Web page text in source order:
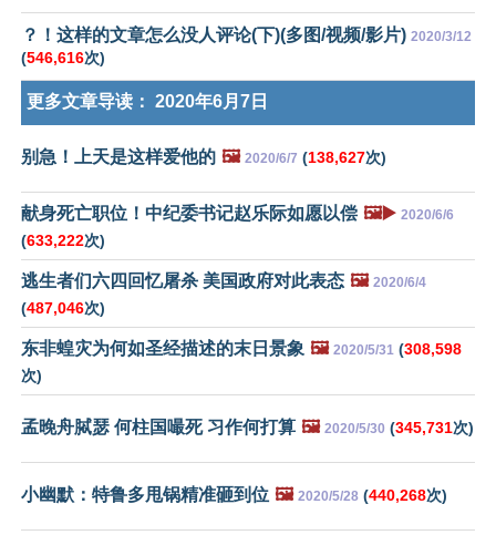
？！这样的文章怎么没人评论(下)(多图/视频/影片) 2020/3/12
(546,616次)
更多文章导读： 2020年6月7日
别急！上天是这样爱他的 🖼️ 2020/6/7 (138,627次)
献身死亡职位！中纪委书记赵乐际如愿以偿 🖼️▶️ 2020/6/6
(633,222次)
逃生者们六四回忆屠杀 美国政府对此表态 🖼️ 2020/6/4
(487,046次)
东非蝗灾为何如圣经描述的末日景象 🖼️ 2020/5/31 (308,598
次)
孟晚舟脦瑟 何柱国嘬死 习作何打算 🖼️ 2020/5/30 (345,731次)
小幽默：特鲁多甩锅精准砸到位 🖼️ 2020/5/28 (440,268次)